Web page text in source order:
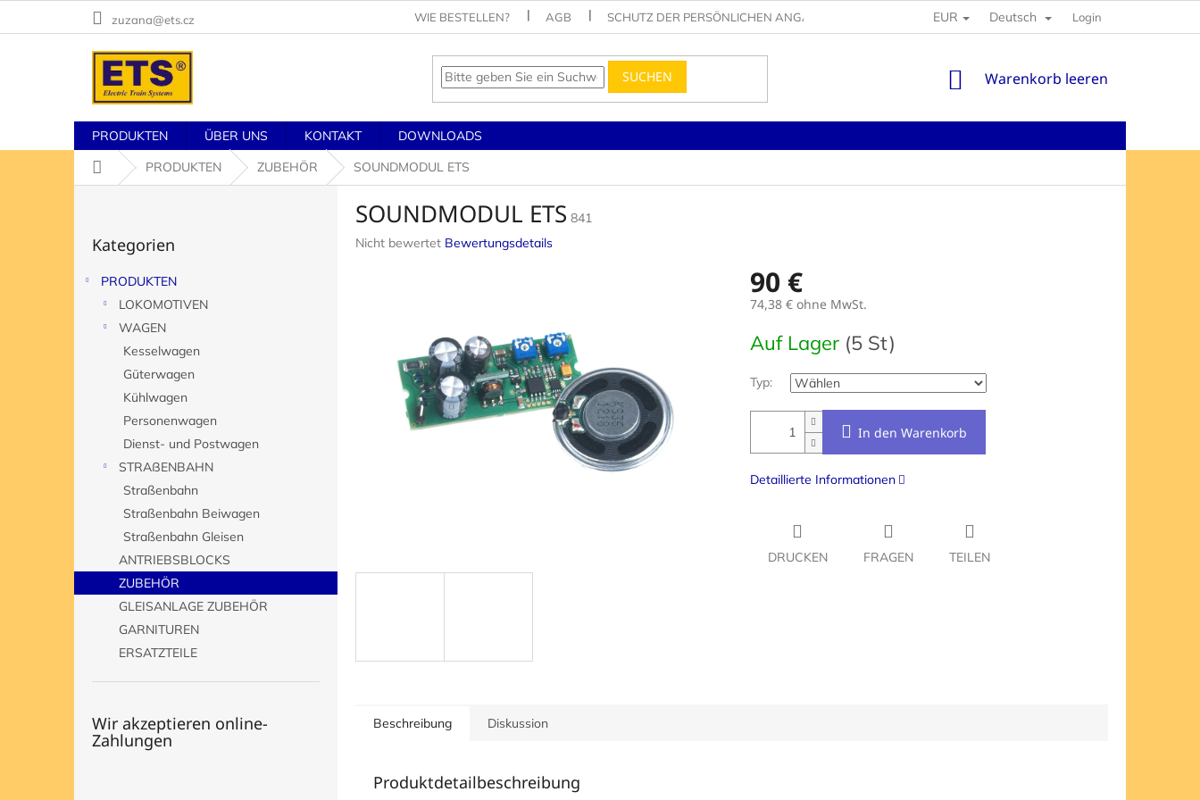
zuzana@ets.cz WIE BESTELLEN? AGB SCHUTZ DER PERSÖNLICHEN ANGABEN EUR Deutsch Login
SUCHEN WARENKORB
Warenkorb leeren
PRODUKTEN ÜBER UNS KONTAKT
DOWNLOADS
StartseitePRODUKTEN ZUBEHÖR SOUNDMODUL ETS
überspringen
Kategorien
PRODUKTEN
LOKOMOTIVEN
WAGEN
Kesselwagen
Güterwagen
Kühlwagen
Personenwagen
Dienst- und Postwagen
STRAßENBAHN
Straßenbahn
Straßenbahn Beiwagen
Straßenbahn Gleisen
ANTRIEBSBLOCKS
ZUBEHÖR
GLEISANLAGE ZUBEHÖR
GARNITUREN
ERSATZTEILE
Wir akzeptieren online-
Zahlungen
SOUNDMODUL ETS 841
Die
Sternen.
Nicht bewertet Bewertungsdetails
90 €
74,38 €ohne MwSt.
Auf Lager (5 St)
Typ:
In den Warenkorb
Detaillierte Informationen
DRUCKEN FRAGEN TEILEN
Beschreibung Diskussion
Produktdetailbeschreibung